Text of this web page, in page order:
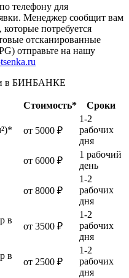
телефону для
Менеджер сообщит вам
потребуется
отсканированные
отправьте на нашу
в БИНБАНКЕ
Стоимость* Сроки
от 5000 ₽
1-2
рабочих
дня
от 6000 ₽
1 рабочий
день
от 8000 ₽
1-2
рабочих
дня
в
от 3500 ₽
1-2
рабочих
дня
в
от 2500 ₽
1-2
рабочих
дня